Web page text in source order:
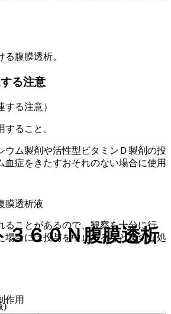
腹膜透析。
る注意
する注意）
ること。
ム製剤や活性型ビタミンＤ製剤の投
血症をきたすおそれのない場合に使用
ることがあるので、観察を十分に行
場合には投与を中止するなど適切な処
作用
膜透析液
３６０Ｎ腹膜透析
)